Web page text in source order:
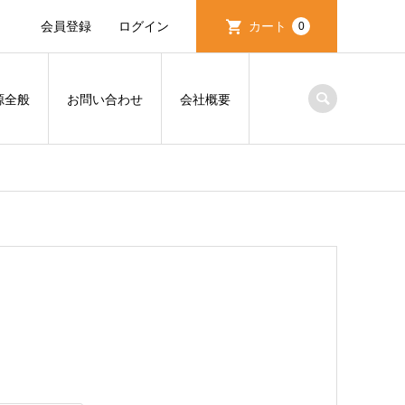
会員登録 ログイン カート 0
全般 お問い合わせ 会社概要